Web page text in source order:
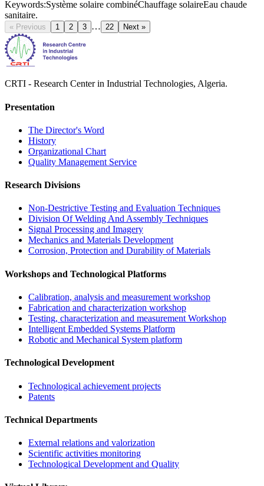
Keywords:Système solaire combinéChauffage solaireEau chaude
sanitaire.
« Previous 1 2 3 … 22 Next »
CRTI - Research Center in Industrial Technologies, Algeria.
Presentation
The Director's Word​
History
Organizational Chart​
Quality Management Service​
Research Divisions
Non-Destrictive Testing and Evaluation Techniques
Division Of Welding And Assembly Techniques
Signal Processing and Imagery
Mechanics and Materials Development
Corrosion, Protection and Durability of Materials
Workshops and Technological Platforms
Calibration, analysis and measurement workshop
Fabrication and characterization workshop
Testing, characterization and measurement Workshop
Intelligent Embedded Systems Platform
Robotic and Mechanical System platform
Technological Development
Technological achievement projects
Patents
Technical Departments
External relations and valorization
Scientific activities monitoring
Technological Development and Quality